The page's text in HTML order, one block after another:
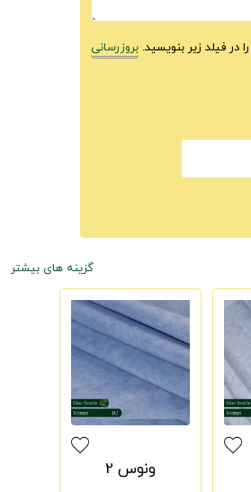
در فیلد زیر بنویسید. بروزرسانی
گزینه های بیشتر
ونوس 2